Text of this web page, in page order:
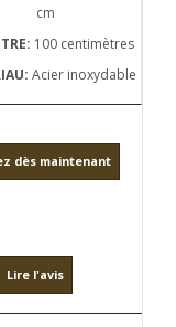
cm
100 centimètres
Acier inoxydable
dès maintenant
Lire l'avis